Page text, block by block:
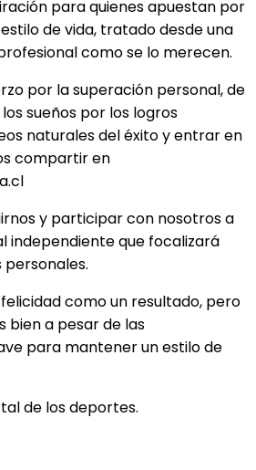
para quienes apuestan por
de vida, tratado desde una
como se lo merecen.
por la superación personal, de
sueños por los logros
naturales del éxito y entrar en
compartir en
y participar con nosotros a
independiente que focalizará
como un resultado, pero
bien a pesar de las
para mantener un estilo de
de los deportes.